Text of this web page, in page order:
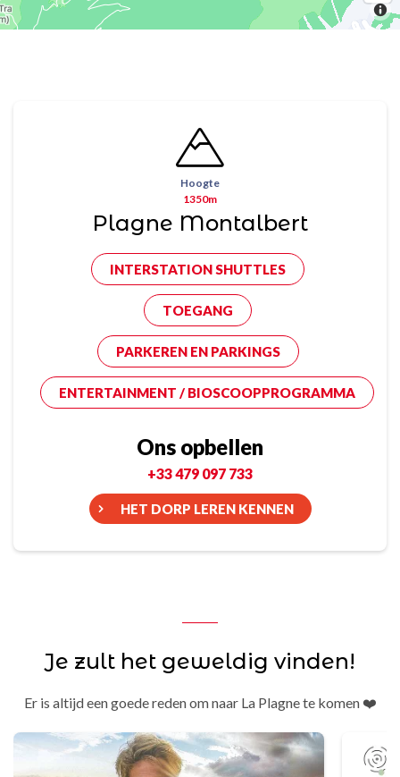
Hoogte
1350m
Plagne Montalbert
INTERSTATION SHUTTLES
TOEGANG
PARKEREN EN PARKINGS
ENTERTAINMENT / BIOSCOOPPROGRAMMA
Ons opbellen
+33 479 097 733
HET DORP LEREN KENNEN
Je zult het geweldig vinden!
Er is altijd een goede reden om naar La Plagne te komen ❤️